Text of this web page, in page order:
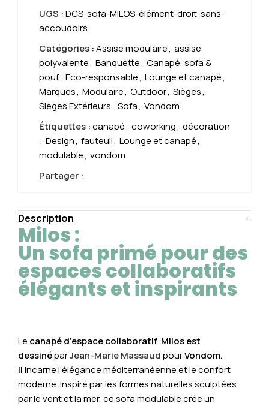
UGS :DCS-sofa-MILOS-élément-droit-sans-
accoudoirs
Catégories :Assise modulaire, assise
polyvalente, Banquette, Canapé, sofa &
pouf, Eco-responsable, Lounge et canapé,
Marques, Modulaire, Outdoor, Sièges,
Sièges Extérieurs, Sofa, Vondom
Étiquettes :canapé, coworking, décoration
, Design, fauteuil, Lounge et canapé,
modulable, vondom
Partager :
Description
Milos :
Un sofa primé pour des
espaces collaboratifs
élégants et inspirants
Le canapé d’espace collaboratif Milos est
dessinéparJean-Marie MassaudpourVondom.
Ilincarne l’élégance méditerranéenne et le confort
moderne. Inspiré par les formes naturelles sculptées
par le vent et la mer, ce sofa modulable crée un